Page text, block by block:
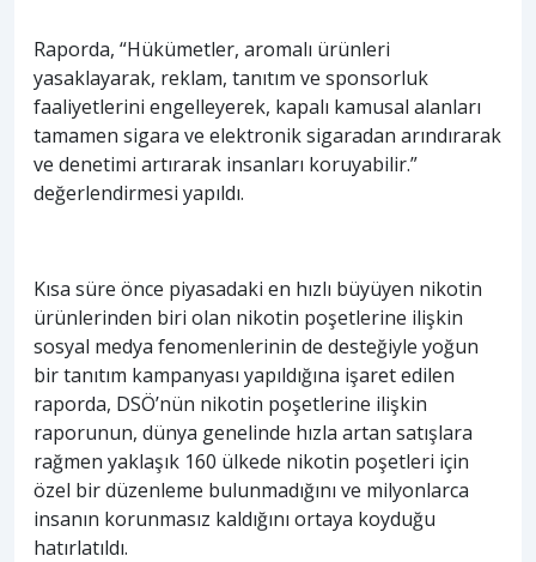
Raporda, “Hükümetler, aromalı ürünleri
yasaklayarak, reklam, tanıtım ve sponsorluk
faaliyetlerini engelleyerek, kapalı kamusal alanları
tamamen sigara ve elektronik sigaradan arındırarak
ve denetimi artırarak insanları koruyabilir.”
değerlendirmesi yapıldı.
Kısa süre önce piyasadaki en hızlı büyüyen nikotin
ürünlerinden biri olan nikotin poşetlerine ilişkin
sosyal medya fenomenlerinin de desteğiyle yoğun
bir tanıtım kampanyası yapıldığına işaret edilen
raporda, DSÖ’nün nikotin poşetlerine ilişkin
raporunun, dünya genelinde hızla artan satışlara
rağmen yaklaşık 160 ülkede nikotin poşetleri için
özel bir düzenleme bulunmadığını ve milyonlarca
insanın korunmasız kaldığını ortaya koyduğu
hatırlatıldı.